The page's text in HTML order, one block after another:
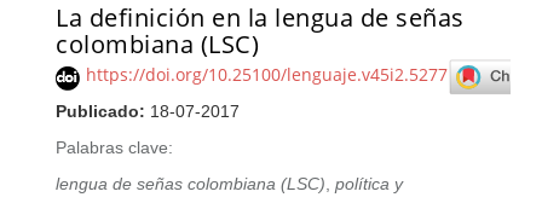
La definición en la lengua de señas
colombiana (LSC)
https://doi.org/10.25100/lenguaje.v45i2.5277
Publicado: 18-07-2017
Palabras clave:
lengua de señas colombiana (LSC),política y
Barra lateral del artículo